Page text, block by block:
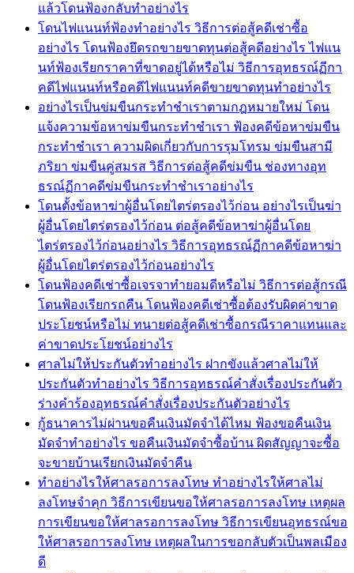
แล้วโดนฟ้องกลับทำอย่างไร
โดนไฟแนนท์ฟ้องทำอย่างไร วิธีการต่อสู้คดีเช่าซื้อ
อย่างไร โดนฟ้องยึดรถขายขาดทุนต่อสู้คดีอย่างไร ไฟแน
นท์ฟ้องเรียกราคาที่ขาดอยู่ได้หรือไม่ วิธีการอุทธรณ์ฏีกา
คดีไฟแนนท์หรือคดีไฟแนนท์คดีขายขาดทุนทำอย่างไร
อย่างไรเป็นข่มขืนกระทำชำเราตามกฎหมายใหม่ โดน
แจ้งความข้อหาข่มขืนกระทำชำเรา ฟ้องคดีข้อหาข่มขืน
กระทำชำเรา ความผิดเกี่ยวกับการรุมโทรม ข่มขืนสามี
ภริยา ข่มขืนคู่สมรส วิธีการต่อสู้คดีข่มขืน ช่องทางอุท
ธรณ์ฏีกาคดีข่มขืนกระทำชำเราอย่างไร
โดนตั้งข้อหาฆ่าผู้อื่นโดยไตร่ตรองไว้ก่อน อย่างไรเป็นฆ่า
ผู้อื่นโดยไตร่ตรองไว้ก่อน ต่อสู้คดีข้อหาฆ่าผู้อื่นโดย
ไตร่ตรองไว้ก่อนอย่างไร วิธีการอุทธรณ์ฏีกาคดีข้อหาฆ่า
ผู้อื่นโดยไตร่ตรองไว้ก่อนอย่างไร
โดนฟ้องคดีเช่าซื้อเจรจาทำยอมดีหรือไม่ วิธีการต่อสู้กรณี
โดนฟ้องเรียกรถคืน โดนฟ้องคดีเช่าซื้อต้องรับผิดค่าขาด
ประโยชน์หรือไม่ ทนายต่อสู้คดีเช่าซื้อกรณีราคาแทนและ
ค่าขาดประโยชน์อย่างไร
ศาลไม่ให้ประกันตัวทำอย่างไร ฝากขังแล้วศาลไม่ให้
ประกันตัวทำอย่างไร วิธีการอุทธรณ์คำสั่งเรื่องประกันตัว
ร่างคำร้องอุทธรณ์คำสั่งเรื่องประกันตัวอย่างไร
กู้ธนาคารไม่ผ่านขอคืนเงินมัดจำได้ไหม ฟ้องขอคืนเงิน
มัดจำทำอย่างไร ขอคืนเงินมัดจำซื้อบ้าน ผิดสัญญาจะซื้อ
จะขายบ้านเรียกเงินมัดจำคืน
ทำอย่างไรให้ศาลรอการลงโทษ ทำอย่างไรให้ศาลไม่
ลงโทษจำคุก วิธีการเขียนขอให้ศาลรอการลงโทษ เหตุผล
การเขียนขอให้ศาลรอการลงโทษ วิธีการเขียนอุทธรณ์ขอ
ให้ศาลรอการลงโทษ เหตุผลในการขอกลับตัวเป็นพลเมือง
ดี